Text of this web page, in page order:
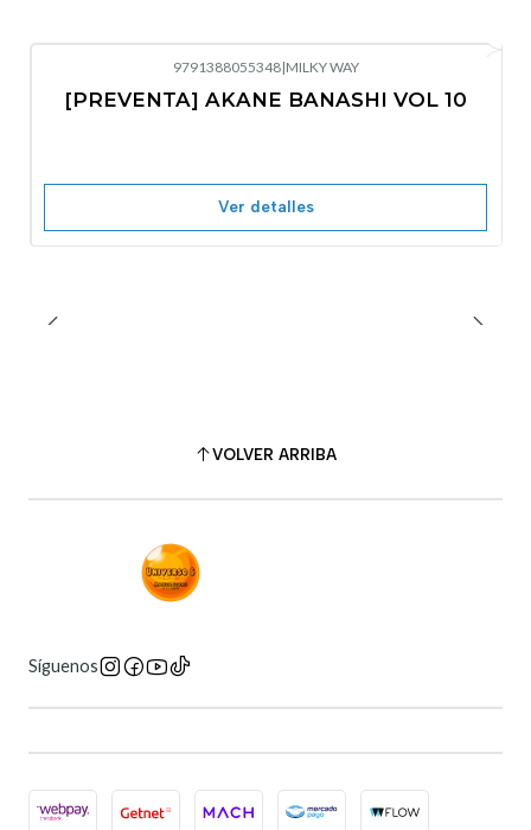
No disponible
9791388055348|MILKY WAY
[PREVENTA] AKANE BANASHI VOL 10
Ver detalles
VOLVER ARRIBA
Síguenos